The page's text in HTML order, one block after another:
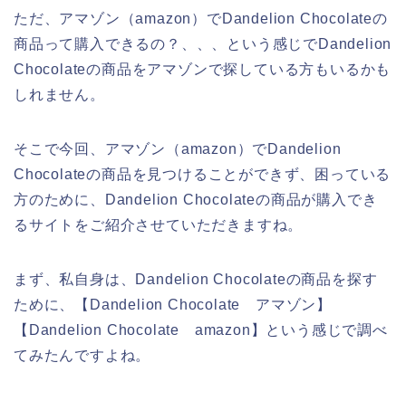
ただ、アマゾン（amazon）でDandelion Chocolateの
商品って購入できるの？、、、という感じでDandelion
Chocolateの商品をアマゾンで探している方もいるかも
しれません。
そこで今回、アマゾン（amazon）でDandelion
Chocolateの商品を見つけることができず、困っている
方のために、Dandelion Chocolateの商品が購入でき
るサイトをご紹介させていただきますね。
まず、私自身は、Dandelion Chocolateの商品を探す
ために、【Dandelion Chocolate アマゾン】
【Dandelion Chocolate amazon】という感じで調べ
てみたんですよね。